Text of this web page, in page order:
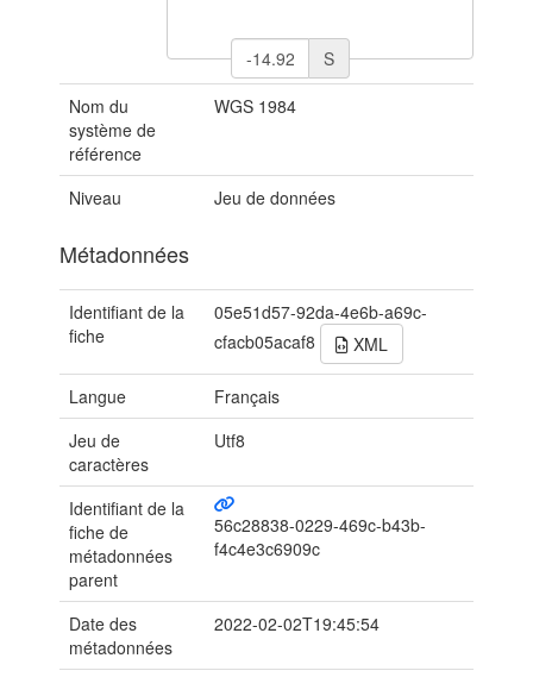
S
Nom du
système de
référence
WGS 1984
Niveau Jeu de données
Métadonnées
Identifiant de la
fiche
05e51d57-92da-4e6b-a69c-
cfacb05acaf8
XML
Langue
Français
Jeu de
caractères
Utf8
Identifiant de la
fiche de
métadonnées
parent
56c28838-0229-469c-b43b-
f4c4e3c6909c
Date des
métadonnées
2022-02-02T19:45:54